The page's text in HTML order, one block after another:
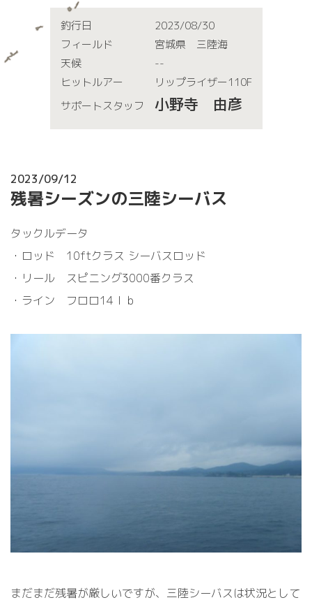
釣行日
2023/08/30
フィールド
宮城県 三陸海
天候
--
ヒットルアー
リップライザー110F
サポートスタッフ
小野寺 由彦
2023/09/12
残暑シーズンの三陸シーバス
タックルデータ
・ロッド 10ftクラス シーバスロッド
・リール スピニング3000番クラス
・ライン フロロ14ｌｂ
まだまだ残暑が厳しいですが、三陸シーバスは状況として